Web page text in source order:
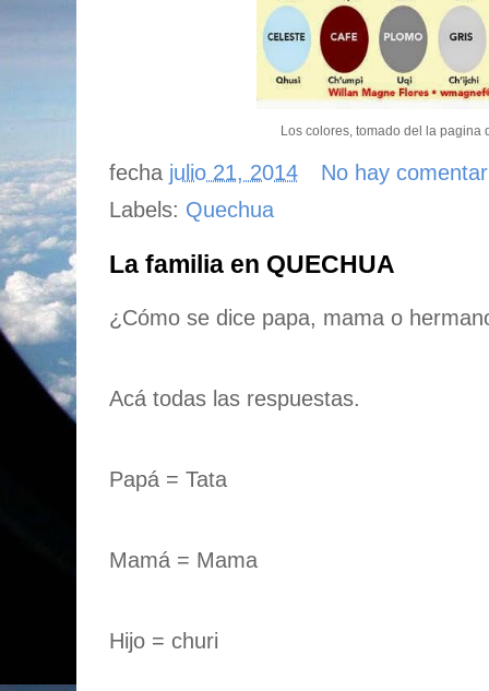
Los colores, tomado del la pagina
fecha julio 21, 2014
No hay
Labels: Quechua
La familia en QUECHUA
¿Cómo se dice papa, mama o
Acá todas las respuestas.
Papá = Tata
Mamá = Mama
Hijo = churi